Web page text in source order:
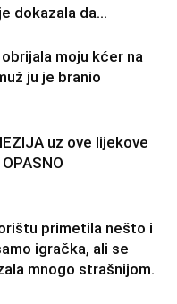
dokazala da...
moju kćer na
ju je branio
uz ove lijekove
primetila nešto i
igračka, ali se
mnogo strašnijom.